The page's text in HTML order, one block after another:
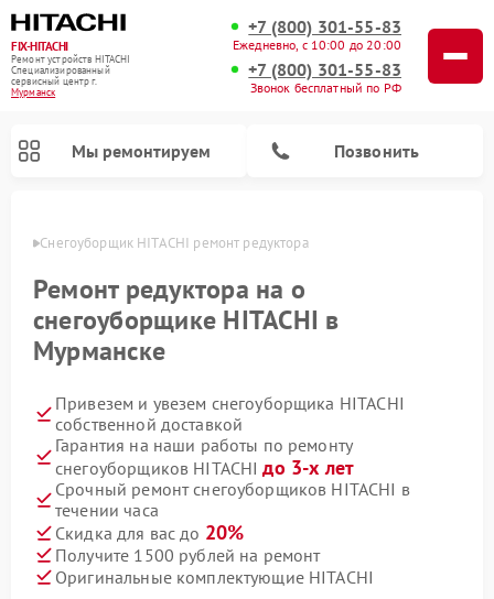
FIX-HITACHI
Ремонт устройств HITACHI
Специализированный
cервисный центр г.
Мурманск
+7 (800) 301-55-83
Ежедневно, с 10:00 до 20:00
+7 (800) 301-55-83
Звонок бесплатный по РФ
Мы ремонтируем Позвонить
Снегоуборщик HITACHI ремонт редуктора
Ремонт редуктора на о
снегоуборщике HITACHI в
Мурманске
Привезем и увезем снегоуборщика HITACHI
собственной доставкой
Гарантия на наши работы по ремонту
снегоуборщиков HITACHIдо 3-х лет
Срочный ремонт снегоуборщиков HITACHI в
течении часа
Скидка для вас до 20%
Получите 1500 рублей на ремонт
Оригинальные комплектующие HITACHI